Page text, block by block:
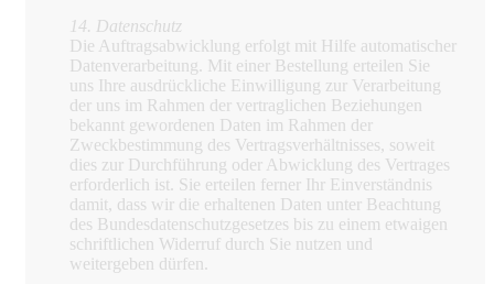
14. Datenschutz
Die Auftragsabwicklung erfolgt mit Hilfe automatischer
Datenverarbeitung. Mit einer Bestellung erteilen Sie
uns Ihre ausdrückliche Einwilligung zur Verarbeitung
der uns im Rahmen der vertraglichen Beziehungen
bekannt gewordenen Daten im Rahmen der
Zweckbestimmung des Vertragsverhältnisses, soweit
dies zur Durchführung oder Abwicklung des Vertrages
erforderlich ist. Sie erteilen ferner Ihr Einverständnis
damit, dass wir die erhaltenen Daten unter Beachtung
des Bundesdatenschutzgesetzes bis zu einem etwaigen
schriftlichen Widerruf durch Sie nutzen und
weitergeben dürfen.